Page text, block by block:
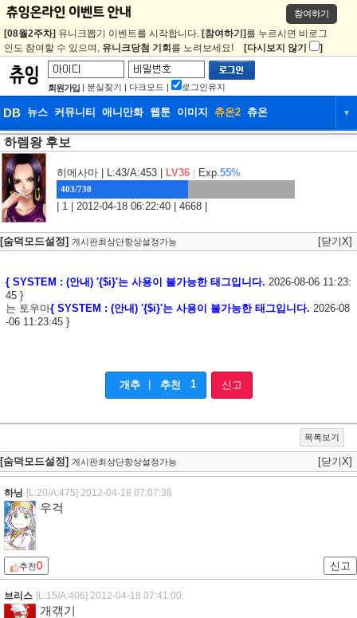
참여하기
[08월2주차] 유니크뽑기 이벤트를 시작합니다. [참여하기] 를 누르시면 비로그
인도 참여할 수 있으며, 유니크당첨 기회 를 노려보세요! [다시보지 않기 ]
회원가입 | 분실찾기 | 다크모드 | 로그인유지
DB 뉴스 커뮤니티 애니만화 웹툰 이미지 츄온2 츄온 ▼
DB
웹툰 이미지 츄온2
하렘왕 후보
히메사마 | L:43/A:453 | LV36 Exp.55%
403/730
| 1 | 2012-04-18 06:22:40 | 4668 |
[숨덕모드설정] 게시판최상단항상설정가능 [닫기X]
{ SYSTEM : (안내) '{$i}'는 사용이 불가능한 태그입니다. 2026-08-06 11:23:
45 }
는 토우마{ SYSTEM : (안내) '{$i}'는 사용이 불가능한 태그입니다. 2026-08
-06 11:23:45 }
개추 추천 1 신고
목록보기
[숨덕모드설정] 게시판최상단항상설정가능 [닫기X]
하닝 [L:20/A:475] 2012-04-18 07:07:38
우걱
추천0 신고
브리스 [L:15/A:406] 2012-04-18 07:41:00
개갞기